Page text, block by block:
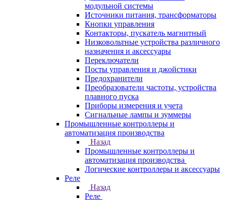
модульной системы
Источники питания, трансформаторы
Кнопки управления
Контакторы, пускатель магнитный
Низковольтные устройства различного
назначения и аксессуары
Переключатели
Посты управления и джойстики
Предохранители
Преобразователи частоты, устройства
плавного пуска
Приборы измерения и учета
Сигнальные лампы и зуммеры
Промышленные контроллеры и
автоматизация производства
Назад
Промышленные контроллеры и
автоматизация производства
Логические контроллеры и аксессуары
Реле
Назад
Реле